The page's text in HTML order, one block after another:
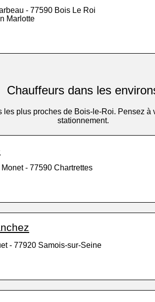
- 77590 Bois Le Roi
Marlotte
Chauffeurs dans les
les plus proches de Bois-le-Roi. Pensez à
stationnement.
- 77590 Chartrettes
- 77920 Samois-sur-Seine